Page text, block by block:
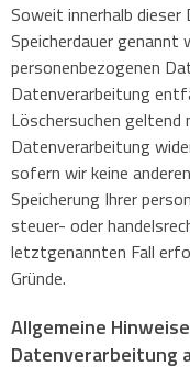
Soweit innerhalb dieser
Speicherdauer genannt
personenbezogenen
Datenverarbeitung
Löschersuchen geltend
Datenverarbeitung
sofern wir keine
Speicherung Ihrer
steuer- oder
letztgenannten Fall
Gründe.
Allgemeine
Datenverarbeitung